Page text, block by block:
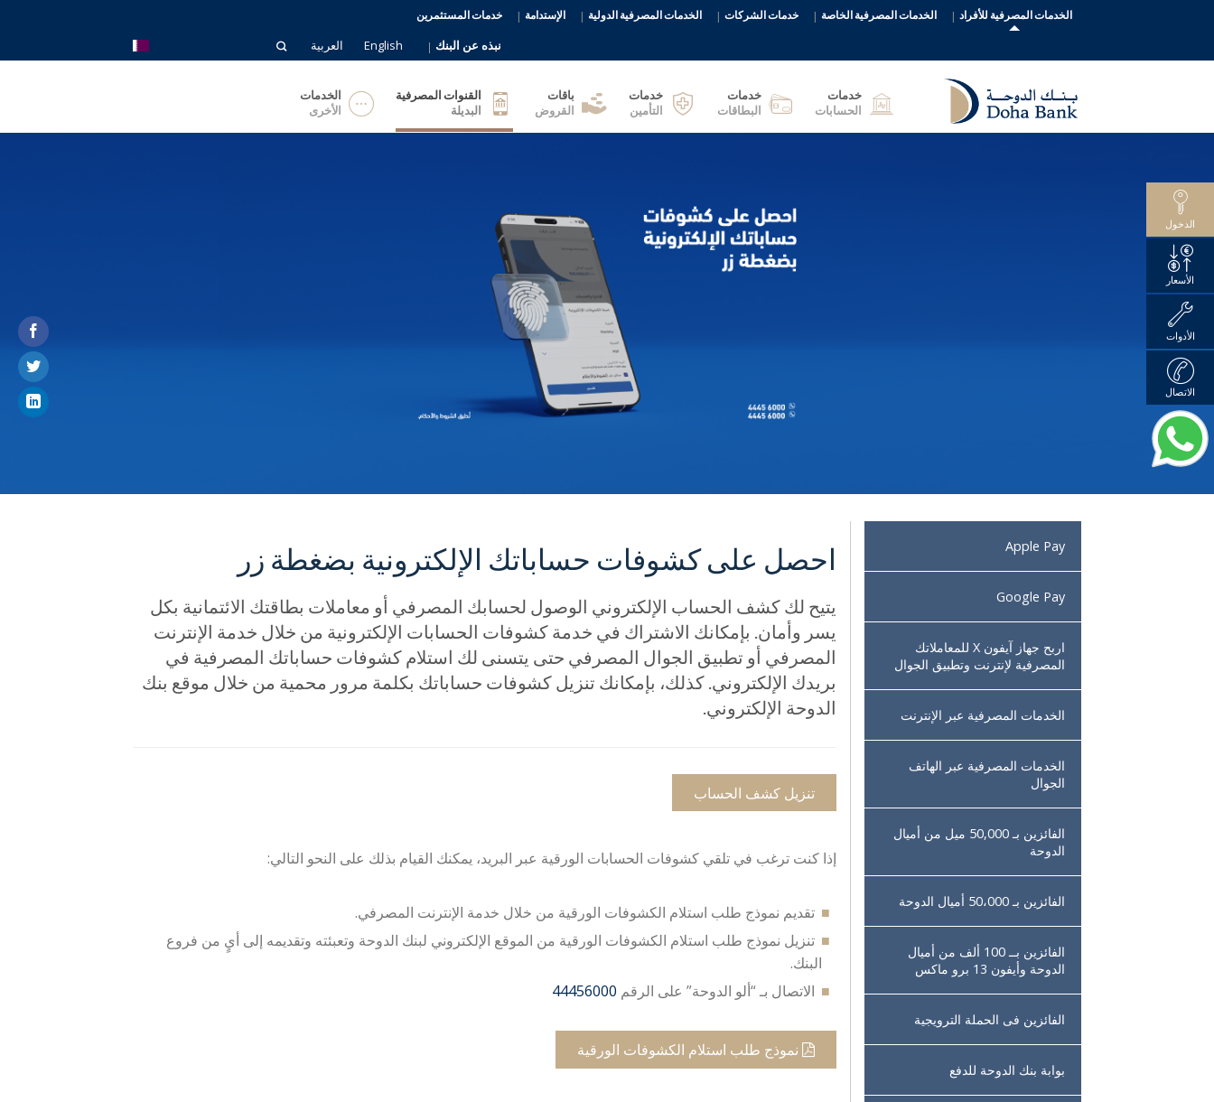
الخدمات المصرفية للأفراد الخدمات المصرفية الخاصة خدمات الشركات الخدمات المصرفية الدولية الإستدامة خدمات المستثمرين
نبذه عن البنك English العربية
خدمات
الحسابات
خدمات
البطاقات
خدمات
التأمين
باقات
القروض
القنوات المصرفية
البديلة
الخدمات
الأخرى
احصل على كشوفات حساباتك الإلكترونية بضغطة زر
يتيح لك كشف الحساب الإلكتروني الوصول لحسابك المصرفي أو معاملات بطاقتك الائتمانية بكل
يسر وأمان. بإمكانك الاشتراك في خدمة كشوفات الحسابات الإلكترونية من خلال خدمة الإنترنت
المصرفي أو تطبيق الجوال المصرفي حتى يتسنى لك استلام كشوفات حساباتك المصرفية في
بريدك الإلكتروني. كذلك، بإمكانك تنزيل كشوفات حساباتك بكلمة مرور محمية من خلال موقع بنك
الدوحة الإلكتروني.
تنزيل كشف الحساب
إذا كنت ترغب في تلقي كشوفات الحسابات الورقية عبر البريد، يمكنك القيام بذلك على النحو التالي:
تقديم نموذج طلب استلام الكشوفات الورقية من خلال خدمة الإنترنت المصرفي.
تنزيل نموذج طلب استلام الكشوفات الورقية من الموقع الإلكتروني لبنك الدوحة وتعبئته وتقديمه إلى أيٍ من فروع
البنك.
الاتصال بـ “ألو الدوحة” على الرقم 44456000
نموذج طلب استلام الكشوفات الورقية
Apple Pay
Google Pay
اربح جهاز آيفون X للمعاملاتك
المصرفية لإنترنت وتطبيق الجوال
الخدمات المصرفية عبر الإنترنت
الخدمات المصرفية عبر الهاتف
الجوال
الفائزين بـ 50,000 ميل من أميال
الدوحة
الفائزين بـ 50،000 أميال الدوحة
الفائزين بــ 100 ألف من أميال
الدوحة وأيفون 13 برو ماكس
الفائزين فى الحملة الترويجية
بوابة بنك الدوحة للدفع
الدخول
الأسعار
الأدوات
الاتصال